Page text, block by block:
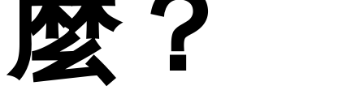
麼？